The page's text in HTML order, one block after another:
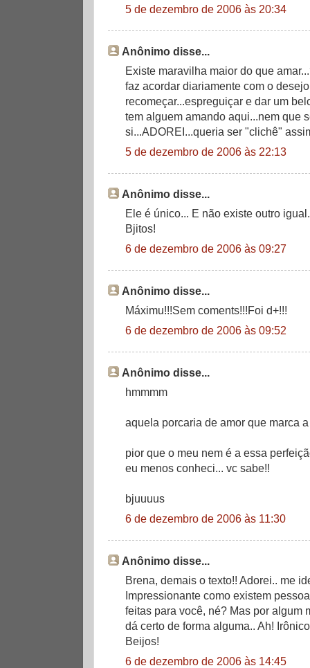
5 de dezembro de 2006 às 20:34
Anônimo disse...
Existe maravilha maior do que
faz acordar diariamente com o
recomeçar...espreguiçar e dar um
tem alguem amando aqui...nem que
si...ADOREI...queria ser "clichê"
5 de dezembro de 2006 às 22:13
Anônimo disse...
Ele é único... E não existe outro igual.
Bjitos!
6 de dezembro de 2006 às 09:27
Anônimo disse...
Máximu!!!Sem coments!!!Foi d+!!!
6 de dezembro de 2006 às 09:52
Anônimo disse...
hmmmm
aquela porcaria de amor que marca
pior que o meu nem é a essa
eu menos conheci... vc sabe!!
bjuuuus
6 de dezembro de 2006 às 11:30
Anônimo disse...
Brena, demais o texto!! Adorei.. me
Impressionante como existem
feitas para você, né? Mas por algum
dá certo de forma alguma.. Ah!
Beijos!
6 de dezembro de 2006 às 14:45